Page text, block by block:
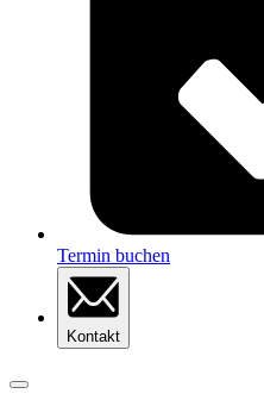
Termin buchen
Kontakt